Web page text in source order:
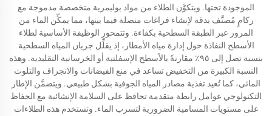
الموجودة تحتها. ويتكوَّن الطلاء من مواد بوليمرية متخصصة مدموجة مع
ركامٍ مُصنَّف بدقة لإنشاء فراغات متصلة فيما بينها، مما يمكِّن الماء من
المرور عبر الطبقة السطحية بكفاءة. وتتمحور الوظيفة الأساسية لطلاء
الأسطح النفاذة حول إدارة مياه الأمطار، إذ يقلِّل جريان المياه السطحية
بنسبة تصل إلى ٩٥٪ مقارنةً بالأسطح الإسفلتية أو الخرسانية التقليدية. وهذه
النسبة الكبيرة من التخفيض تساعد في منع الفيضانات والانجراف والتلوث
المائي، كما تُعيد تغذية مصادر المياه الجوفية بشكل طبيعي. ويتضمَّن الإطار
التكنولوجي عوامل رابطة متقدمة تحافظ على السلامة الإنشائية مع الحفاظ
على مستويات المسامية الضرورية لتسرب الماء. وتستخدم هذه الطلاءات